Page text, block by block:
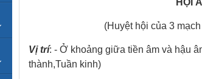
HỘI
(Huyệt hội của 3
Vị trí: - Ở khoảng giữa tiền âm và hậu
thành,Tuần kinh)